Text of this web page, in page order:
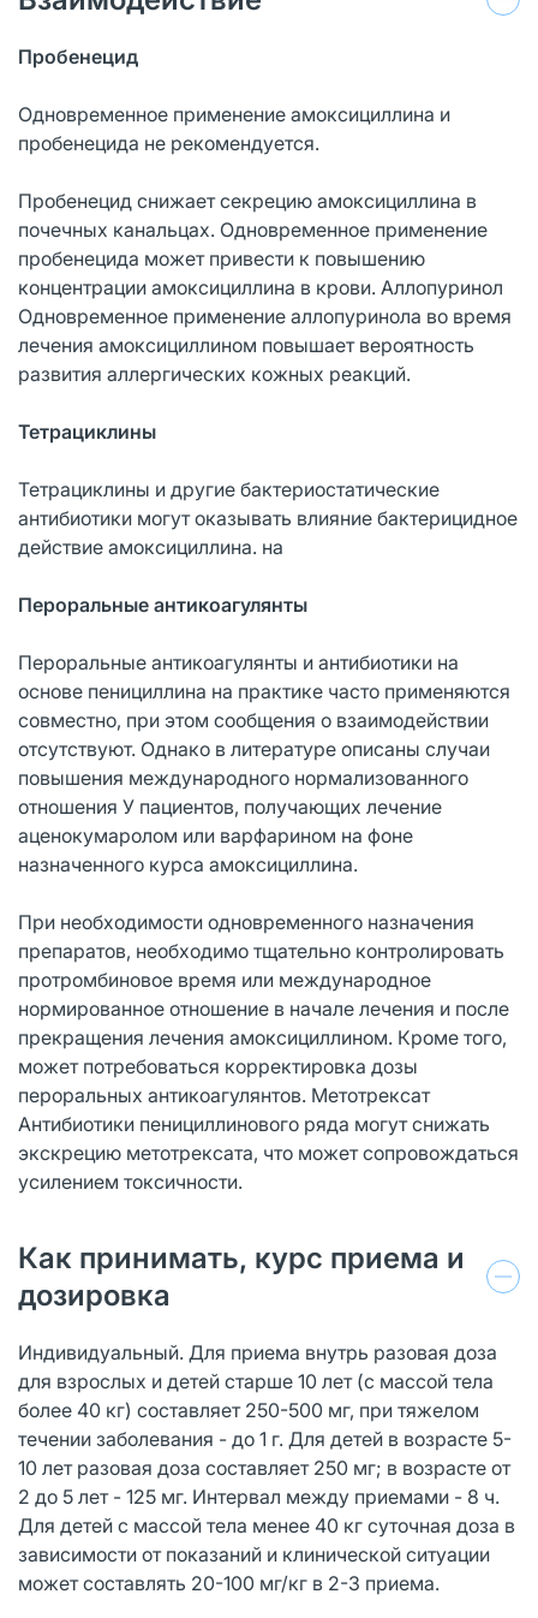
Пробенецид
Одновременное применение амоксициллина и
пробенецида не рекомендуется.
Пробенецид снижает секрецию амоксициллина в
почечных канальцах. Одновременное применение
пробенецида может привести к повышению
концентрации амоксициллина в крови. Аллопуринол
Одновременное применение аллопуринола во время
лечения амоксициллином повышает вероятность
развития аллергических кожных реакций.
Тетрациклины
Тетрациклины и другие бактериостатические
антибиотики могут оказывать влияние бактерицидное
действие амоксициллина. на
Пероральные антикоагулянты
Пероральные антикоагулянты и антибиотики на
основе пенициллина на практике часто применяются
совместно, при этом сообщения о взаимодействии
отсутствуют. Однако в литературе описаны случаи
повышения международного нормализованного
отношения У пациентов, получающих лечение
аценокумаролом или варфарином на фоне
назначенного курса амоксициллина.
При необходимости одновременного назначения
препаратов, необходимо тщательно контролировать
протромбиновое время или международное
нормированное отношение в начале лечения и после
прекращения лечения амоксициллином. Кроме того,
может потребоваться корректировка дозы
пероральных антикоагулянтов. Метотрексат
Антибиотики пенициллинового ряда могут снижать
экскрецию метотрексата, что может сопровождаться
усилением токсичности.
Как принимать, курс приема и
дозировка
Индивидуальный. Для приема внутрь разовая доза
для взрослых и детей старше 10 лет (с массой тела
более 40 кг) составляет 250-500 мг, при тяжелом
течении заболевания - до 1 г. Для детей в возрасте 5-
10 лет разовая доза составляет 250 мг; в возрасте от
2 до 5 лет - 125 мг. Интервал между приемами - 8 ч.
Для детей с массой тела менее 40 кг суточная доза в
зависимости от показаний и клинической ситуации
может составлять 20-100 мг/кг в 2-3 приема.